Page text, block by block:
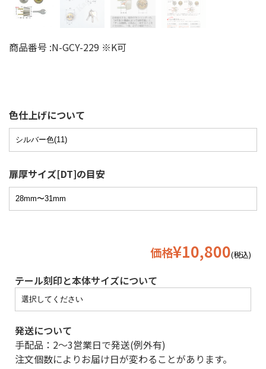
商品番号 :N-GCY-229 ※K可
色仕上げについて
扉厚サイズ[DT]の目安
価格¥10,800(税込)
テール刻印と本体サイズについて
発送について
手配品：2〜3営業日で発送(例外有)
注文個数によりお届け日が変わることがあります。